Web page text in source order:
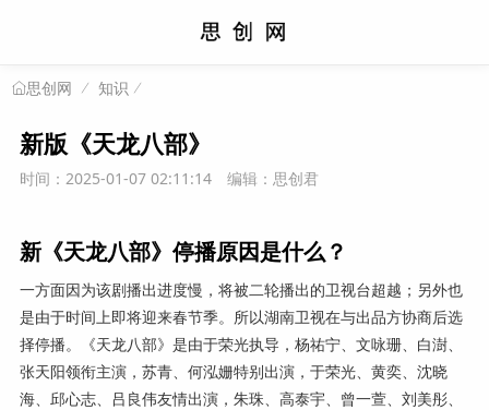
思创网 知识
新版《天龙八部》
时间：2025-01-07 02:11:14 编辑：思创君
新《天龙八部》停播原因是什么？
一方面因为该剧播出进度慢，将被二轮播出的卫视台超越；另外也
是由于时间上即将迎来春节季。所以湖南卫视在与出品方协商后选
择停播。《天龙八部》是由于荣光执导，杨祐宁、文咏珊、白澍、
张天阳领衔主演，苏青、何泓姗特别出演，于荣光、黄奕、沈晓
海、邱心志、吕良伟友情出演，朱珠、高泰宇、曾一萱、刘美彤、